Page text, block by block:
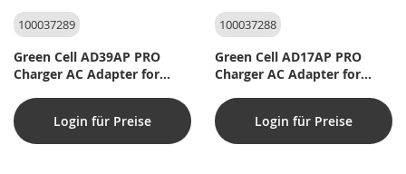
100037289
Green Cell AD39AP PRO
Charger AC Adapter for
Slim)
Login für Preise
100037288
Green Cell AD17AP PRO
Charger AC Adapter for
Login für Preise